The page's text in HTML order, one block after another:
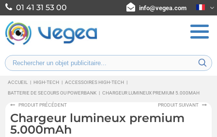
01 41 31 53 00 info@vegea.com
ACCUEIL | HIGH-TECH | ACCESSOIRES HIGH-TECH |
BATTERIE DE SECOURS OU POWERBANK | CHARGEUR LUMINEUX PREMIUM 5.000MAH
PRODUIT PRÉCÉDENT PRODUIT SUIVANT
Chargeur lumineux premium
5.000mAh